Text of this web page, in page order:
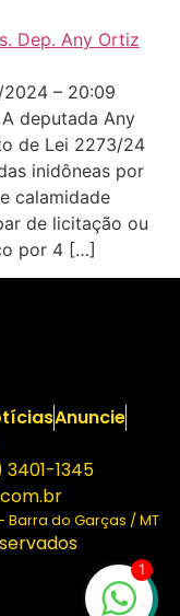
2024 – 20:09
deputada Any
de Lei 2273/24
inidôneas por
calamidade
de licitação ou
por 4 […]
Anuncie
1345
Barra do Garças / MT
1